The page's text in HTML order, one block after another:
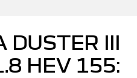
DUSTER III
HEV 155: